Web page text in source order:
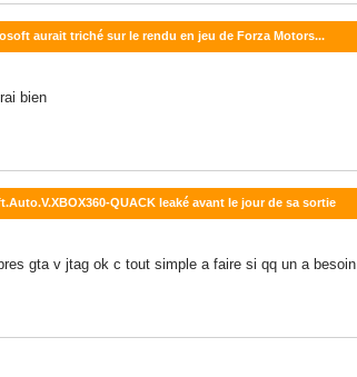
aurait triché sur le rendu en jeu de Forza Motors...
bien
QUACK leaké avant le jour de sa sortie
gta v jtag ok c tout simple a faire si qq un a besoin